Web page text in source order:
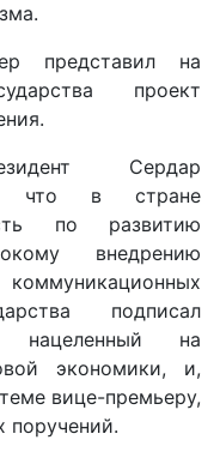
представил на
проект
Сердар
что в стране
по развитию
внедрению
подписал
нацеленный на
экономики, и,
вице-премьеру,
поручений.